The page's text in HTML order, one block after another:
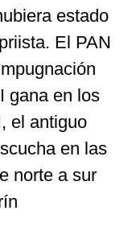
estado
El PAN
gana en los
el antiguo
en las
norte a sur